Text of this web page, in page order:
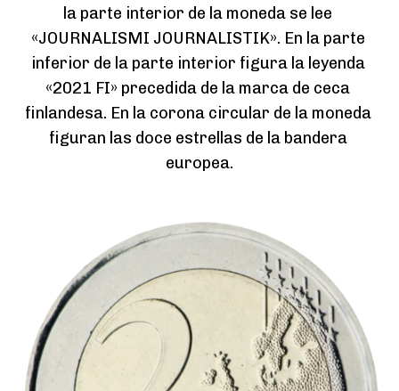
la parte interior de la moneda se lee
«JOURNALISMI JOURNALISTIK». En la parte
inferior de la parte interior figura la leyenda
«2021 FI» precedida de la marca de ceca
finlandesa. En la corona circular de la moneda
figuran las doce estrellas de la bandera
europea.